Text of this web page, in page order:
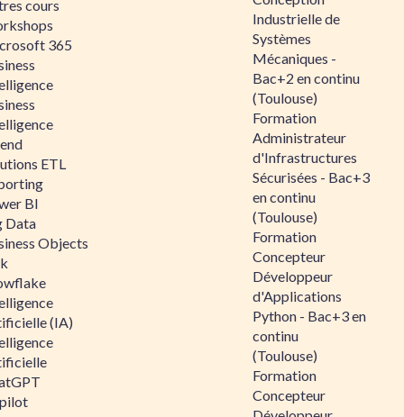
cours
365
ETL
BI
Data
Objects
(IA)
Industrielle de
Systèmes
Mécaniques -
Bac+2 en continu
(Toulouse)
Formation
Administrateur
d'Infrastructures
Sécurisées - Bac+3
en continu
(Toulouse)
Formation
Concepteur
Développeur
d'Applications
Python - Bac+3 en
continu
(Toulouse)
Formation
Concepteur